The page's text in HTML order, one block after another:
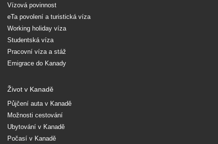
Vízová povinnost
eTa povolení a turistická víza
Working holiday víza
Studentská víza
Pracovní víza a stáž
Emigrace do Kanady
Život v Kanadě
Půjčení auta v Kanadě
Možnosti cestování
Ubytování v Kanadě
Počasí v Kanadě